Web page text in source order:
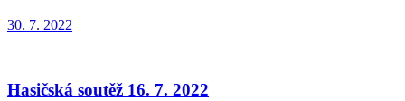
30. 7. 2022
Hasičská soutěž 16. 7. 2022